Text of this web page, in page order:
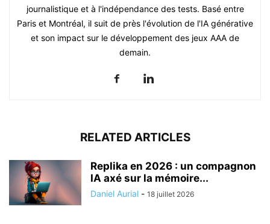
journalistique et à l'indépendance des tests. Basé entre
Paris et Montréal, il suit de près l'évolution de l'IA générative
et son impact sur le développement des jeux AAA de
demain.
RELATED ARTICLES
Replika en 2026 : un compagnon
IA axé sur la mémoire...
Daniel Aurial - 18 juillet 2026